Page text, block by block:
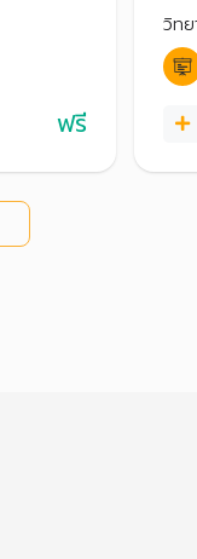
ฟรี
วิท